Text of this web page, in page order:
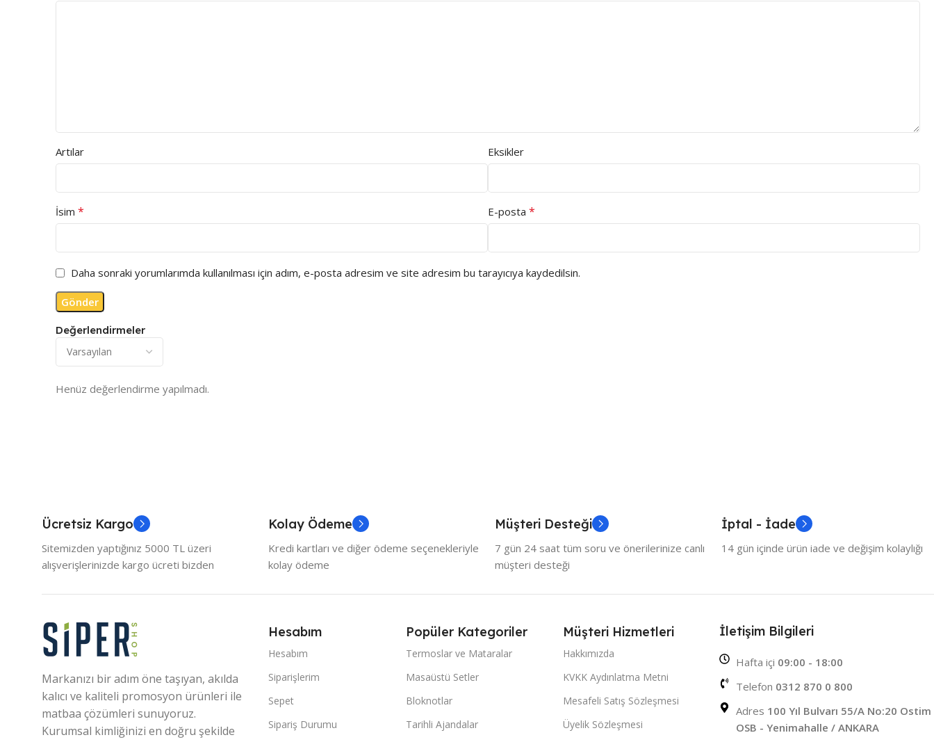
Değerlendirmeler
Henüz değerlendirme yapılmadı.
Artılar Eksikler
İsim * E-posta *
Daha sonraki yorumlarımda kullanılması için adım, e-posta adresim ve site adresim bu tarayıcıya kaydedilsin.
Ücretsiz Kargo
Sitemizden yaptığınız 5000 TL üzeri
alışverişlerinizde kargo ücreti bizden
Kolay Ödeme
Kredi kartları ve diğer ödeme seçenekleriyle
kolay ödeme
Müşteri Desteği
7 gün 24 saat tüm soru ve önerilerinize canlı
müşteri desteği
İptal - İade
14 gün içinde ürün iade ve değişim kolaylığı
Markanızı bir adım öne taşıyan, akılda
kalıcı ve kaliteli promosyon ürünleri ile
matbaa çözümleri sunuyoruz.
Kurumsal kimliğinizi en doğru şekilde
Hesabım
Hesabım
Siparişlerim
Sepet
Sipariş Durumu
Popüler Kategoriler
Termoslar ve Mataralar
Masaüstü Setler
Bloknotlar
Tarihli Ajandalar
Müşteri Hizmetleri
Hakkımızda
KVKK Aydınlatma Metni
Mesafeli Satış Sözleşmesi
Üyelik Sözleşmesi
İletişim Bilgileri
Hafta içi 09:00 - 18:00
Telefon 0312 870 0 800
Adres 100 Yıl Bulvarı 55/A No:20 Ostim
OSB - Yenimahalle / ANKARA